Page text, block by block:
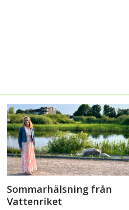
Sommarhälsning från
Vattenriket